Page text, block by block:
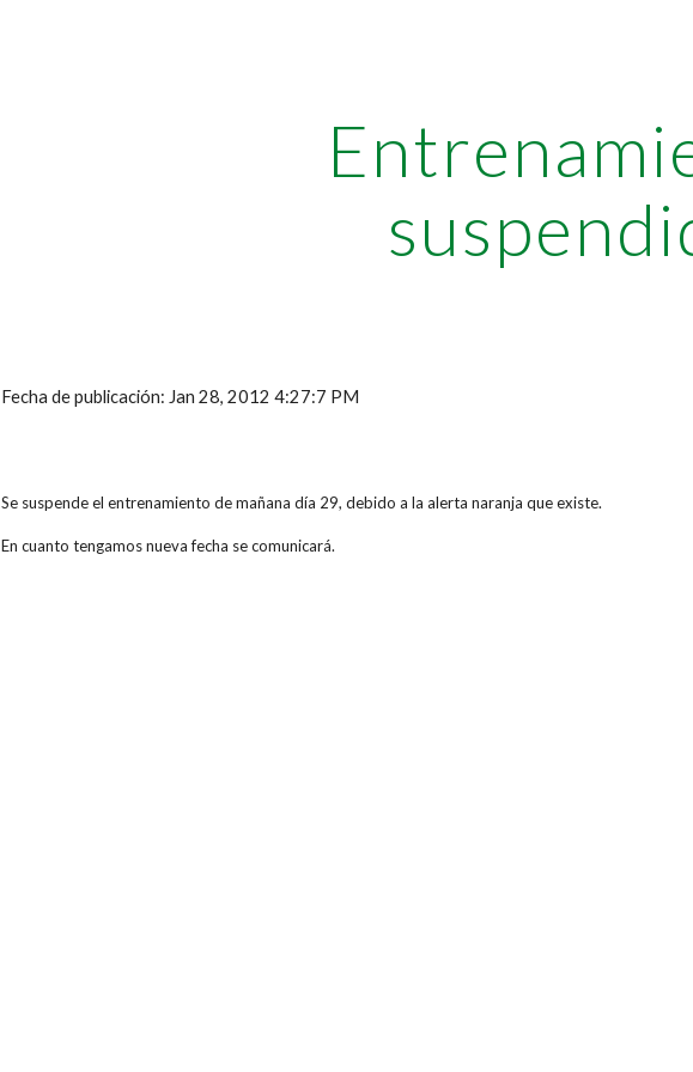
Fecha de publicación: Jan 28, 2012 4:27:7 PM
Se suspende el entrenamiento de mañana día 29, debido a la alerta naranja que existe.
En cuanto tengamos nueva fecha se comunicará.